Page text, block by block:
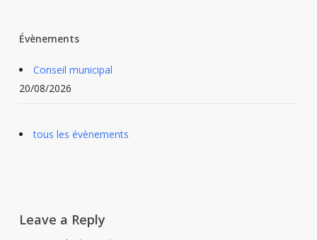
Évènements
Conseil municipal
20/08/2026
tous les évènements
Leave a Reply